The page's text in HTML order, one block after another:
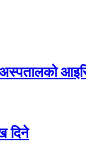
दिने